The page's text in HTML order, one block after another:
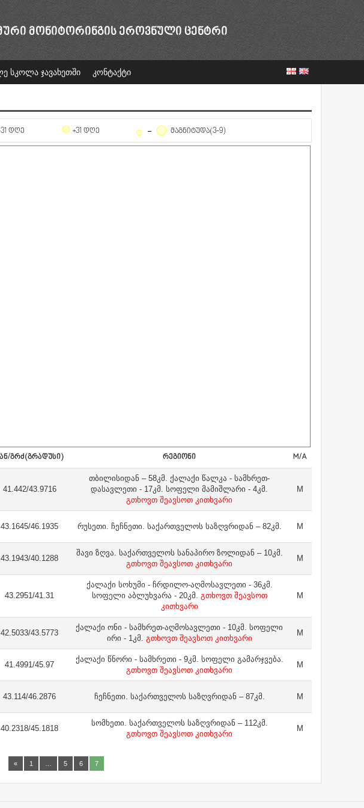
ᲛᲝᲜᲘᲢᲝᲠᲘᲜᲒᲘᲡ ᲔᲠᲝᲕᲜᲣᲚᲘ ᲪᲔᲜᲢᲠᲘ
სკოლა ჯავახეთში კონტაქტი
ᲓᲦᲔ +31 ᲓᲦᲔ ᲛᲐᲒᲜᲘᲢᲣᲓᲐ(3-9)
ᲒᲠᲫ(ᲒᲠᲐᲓᲣᲡᲘ) ᲠᲔᲒᲘᲝᲜᲘ M/A
41.442/43.9716
თბილისიდან – 58კმ. ქალაქი წალკა - სამხრეთ-
დასავლეთი - 17კმ. სოფელი მამიშლარი - 4კმ.
გთხოვთ შეავსოთ კითხვარი
M
43.1645/46.1935 რუსეთი. ჩეჩნეთი. საქართველოს საზღვრიდან – 82კმ. M
43.1943/40.1288
შავი ზღვა. საქართველოს სანაპირო ზოლიდან – 10კმ.
გთხოვთ შეავსოთ კითხვარი
M
43.2951/41.31
ქალაქი სოხუმი - ჩრდილო-აღმოსავლეთი - 36კმ.
სოფელი აბლუხვარა - 20კმ. გთხოვთ შეავსოთ
კითხვარი
M
42.5033/43.5773
ქალაქი ონი - სამხრეთ-აღმოსავლეთი - 10კმ. სოფელი
ირი - 1კმ. გთხოვთ შეავსოთ კითხვარი
M
41.4991/45.97
ქალაქი წნორი - სამხრეთი - 9კმ. სოფელი გამარჯვება.
გთხოვთ შეავსოთ კითხვარი
M
43.114/46.2876 ჩეჩნეთი. საქართველოს საზღვრიდან – 87კმ. M
40.2318/45.1818
სომხეთი. საქართველოს საზღვრიდან – 112კმ.
გთხოვთ შეავსოთ კითხვარი
M
« 1 5 6 7